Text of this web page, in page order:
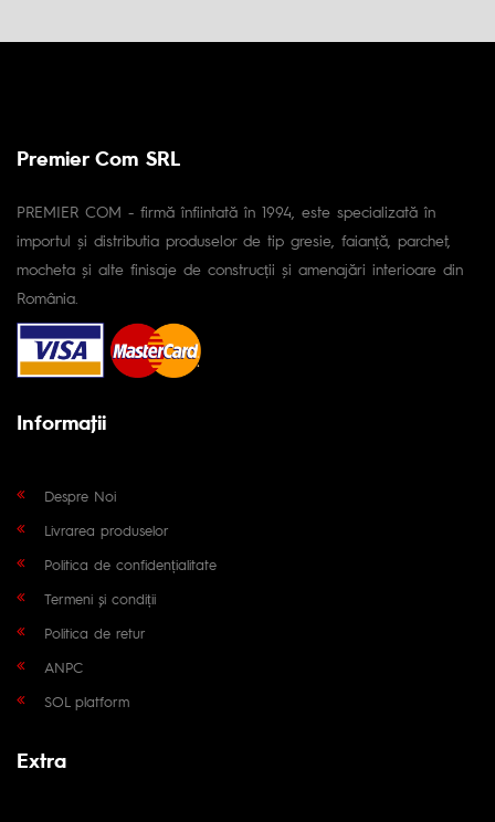
Premier Com SRL
PREMIER COM - firmă înfiintată în 1994, este specializată în
importul și distributia produselor de tip gresie, faianță, parchet,
mocheta și alte finisaje de construcții și amenajări interioare din
România.
Informaţii
Despre Noi
Livrarea produselor
Politica de confidențialitate
Termeni și condiții
Politica de retur
ANPC
SOL platform
Extra